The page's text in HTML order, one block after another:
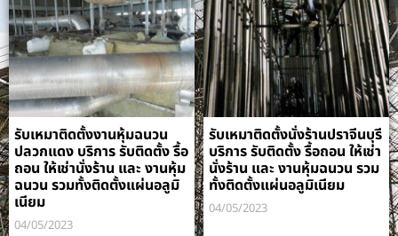
รับเหมาติดตั้งงานหุ้มฉนวน
ปลวกแดง บริการ รับติดตั้ง รื้อ
ถอน ให้เช่านั่งร้าน และ งานหุ้ม
ฉนวน รวมทั้งติดตั้งแผ่นอลูมิ
เนียม
04/05/2023
รับเหมาติดตั้งนั่งร้านปราจีนบุรี
บริการ รับติดตั้ง รื้อถอน ให้เช่า
นั่งร้าน และ งานหุ้มฉนวน รวม
ทั้งติดตั้งแผ่นอลูมิเนียม
04/05/2023